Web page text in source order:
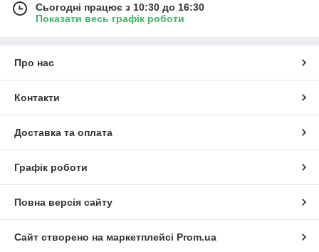
Сьогодні працює з 10:30 до 16:30
Показати весь графік роботи
Про нас
Контакти
Доставка та оплата
Графік роботи
Повна версія сайту
Сайт створено на маркетплейсі Prom.ua